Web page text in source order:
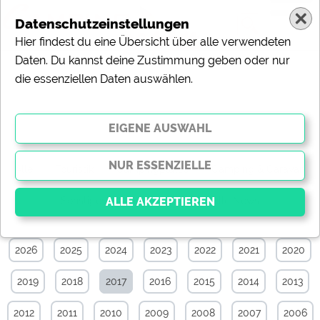
Campingplätze
Specials Aktuelle News
2026 2025 2024 2023 2022 2021 2020
2019 2018 2017 2016 2015 2014 2013
2012 2011 2010 2009 2008 2007 2006
Datenschutzeinstellungen
Hier findest du eine Übersicht über alle verwendeten
Daten. Du kannst deine Zustimmung geben oder nur
die essenziellen Daten auswählen.
Essenziell
Essenzielle Cookies ermöglichen grundlegende
Funktionen und sind für die einwandfreie Funktion der
werden Teile der Websitenicht funktionieren.